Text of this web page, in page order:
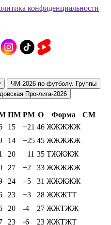
конфиденциальности
ЧМ-2026 по футболу. Группы
Про-лига-2026
ПМ РМ О Форма
СМ
15 +21 46 ЖЖЖЖЖ
14 +25 45 ЖЖЖЖЖ
20 +11 35 ТЖЖЖЖ
27 +2 33 ЖЖЖЖЖ
24 +5 31 ЖЖЖЖЖ
23 +3 28 ЖЖЖТТ
20 -4 27 ЖЖТЖЖ
23 -6 23 ЖЖТЖТ